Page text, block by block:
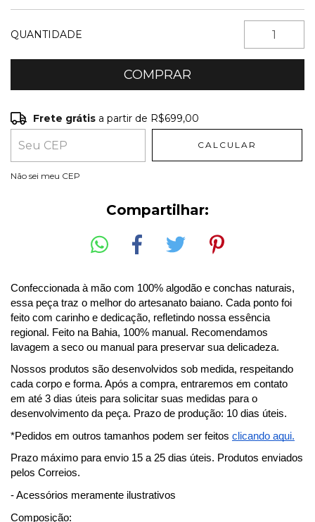
QUANTIDADE
Frete grátis R$699,00
Entregas para o CEP:
Frete grátis a partir de R$699,00
CALCULAR
Não sei meu CEP
Compartilhar:
Confeccionada à mão com 100% algodão e conchas naturais,
essa peça traz o melhor do artesanato baiano. Cada ponto foi
feito com carinho e dedicação, refletindo nossa essência
regional. Feito na Bahia, 100% manual. Recomendamos
lavagem a seco ou manual para preservar sua delicadeza.
Nossos produtos são desenvolvidos sob medida, respeitando
cada corpo e forma. Após a compra, entraremos em contato
em até 3 dias úteis para solicitar suas medidas para o
desenvolvimento da peça. Prazo de produção: 10 dias úteis.
*Pedidos em outros tamanhos podem ser feitos clicando aqui.
Prazo máximo para envio 15 a 25 dias úteis. Produtos enviados
pelos Correios.
- Acessórios meramente ilustrativos
Composição: